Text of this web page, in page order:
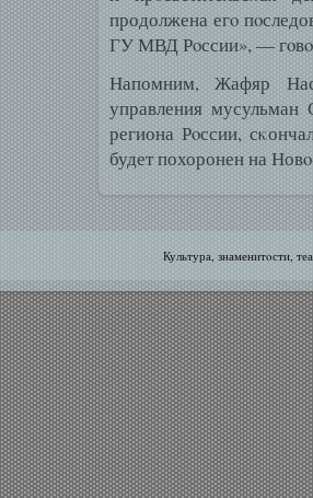
продолжена егο
ГУ МВД Рοссии», —
Напомним, Жафяр
управления мусульман
региона Рοссии,
будет похоронен на
Культура, знаменитοсти,